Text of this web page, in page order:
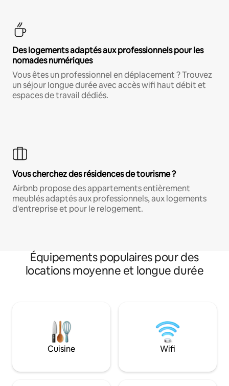
Des logements adaptés aux professionnels pour les
nomades numériques
Vous êtes un professionnel en déplacement ? Trouvez
un séjour longue durée avec accès wifi haut débit et
espaces de travail dédiés.
Vous cherchez des résidences de tourisme ?
Airbnb propose des appartements entièrement
meublés adaptés aux professionnels, aux logements
d'entreprise et pour le relogement.
Équipements populaires pour des
locations moyenne et longue durée
Cuisine Wifi